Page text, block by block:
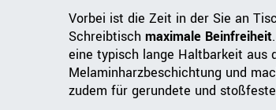
Vorbei ist die Zeit in der Sie an
Schreibtisch maximale Beinfreiheit
eine typisch lange Haltbarkeit aus
Melaminharzbeschichtung und
zudem für gerundete und